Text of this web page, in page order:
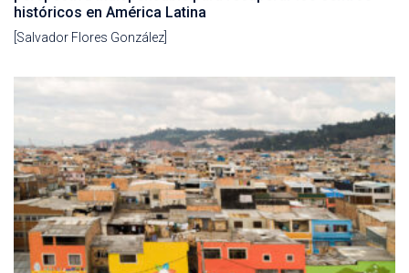
históricos en América Latina
[Salvador Flores González]